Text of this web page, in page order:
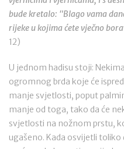
bude kretalo: "Blago vama
rijeke u kojima ćete vječno
12)
U jednom hadisu stoji:
ogromnog brda koje će
manje svjetlosti, poput
manje od toga, tako da će
svjetlosti na nožnom prstu,
ugašeno. Kada osvijetli